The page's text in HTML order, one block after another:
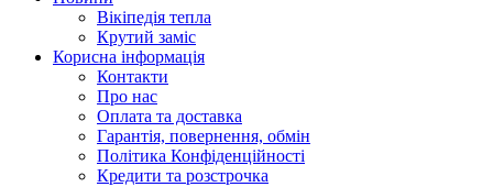
Вікіпедія тепла
Крутий заміс
Корисна інформація
Контакти
Про нас
Оплата та доставка
Гарантія, повернення, обмін
Політика Конфіденційності
Кредити та розстрочка